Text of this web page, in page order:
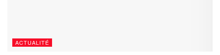
ACTUALITÉ